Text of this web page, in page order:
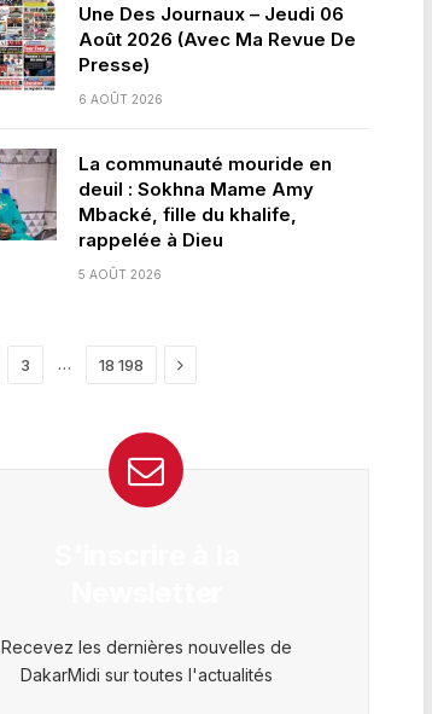
Une Des Journaux – Jeudi 06
Août 2026 (Avec Ma Revue De
Presse)
6 AOÛT 2026
La communauté mouride en
deuil : Sokhna Mame Amy
Mbacké, fille du khalife,
rappelée à Dieu
5 AOÛT 2026
3 … 18 198 Next
Recevez les dernières nouvelles de
DakarMidi sur toutes l'actualités